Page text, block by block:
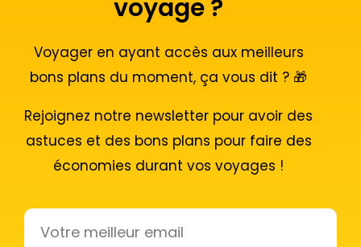
voyage ?
Voyager en ayant accès aux meilleurs
bons plans du moment, ça vous dit ? 🎁
Rejoignez notre newsletter pour avoir des
astuces et des bons plans pour faire des
économies durant vos voyages !
Email